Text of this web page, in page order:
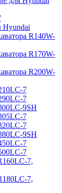
Hyundai
R140W-
R170W-
R200W-
7
7
9SH
7
7
9SH
7
7
7,
7,